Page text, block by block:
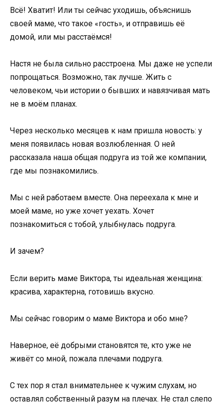
Всё! Хватит! Или ты сейчас уходишь, объяснишь
своей маме, что такое «гость», и отправишь её
домой, или мы расстаёмся!
Настя не была сильно расстроена. Мы даже не успели
попрощаться. Возможно, так лучше. Жить с
человеком, чьи истории о бывших и навязчивая мать
не в моём планах.
Через несколько месяцев к нам пришла новость: у
меня появилась новая возлюбленная. О ней
рассказала наша общая подруга из той же компании,
где мы познакомились.
Мы с ней работаем вместе. Она переехала к мне и
моей маме, но уже хочет уехать. Хочет
познакомиться с тобой, улыбнулась подруга.
И зачем?
Если верить маме Виктора, ты идеальная женщина:
красива, характерна, готовишь вкусно.
Мы сейчас говорим о маме Виктора и обо мне?
Наверное, её добрыми становятся те, кто уже не
живёт со мной, пожала плечами подруга.
С тех пор я стал внимательнее к чужим слухам, но
оставлял собственный разум на плечах. Не стал слепо